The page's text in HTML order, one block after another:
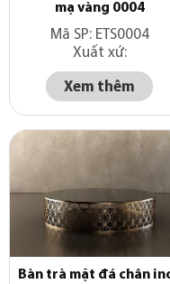
mạ vàng 0004
Mã SP: ETS0004
Xuất xứ:
Xem thêm
Bàn trà mặt đá chân